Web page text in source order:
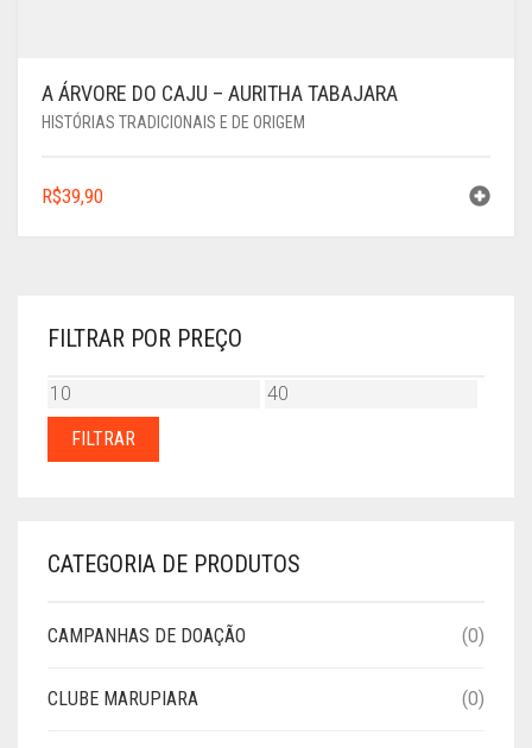
A ÁRVORE DO CAJU – AURITHA TABAJARA
HISTÓRIAS TRADICIONAIS E DE ORIGEM
R$39,90
FILTRAR POR PREÇO
PREÇO
MÍNIMO
PREÇO
FILTRAR
CATEGORIA DE PRODUTOS
CAMPANHAS DE DOAÇÃO (0)
CLUBE MARUPIARA (0)